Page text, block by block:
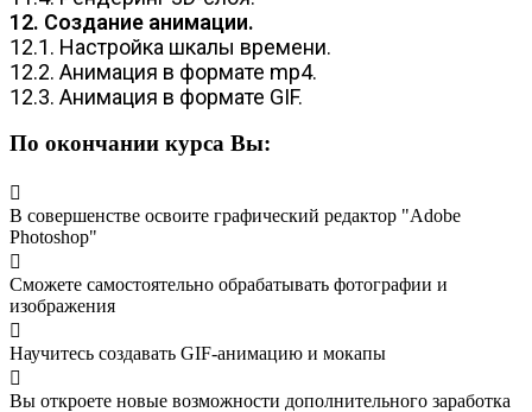
12. Создание анимации.
12.1. Настройка шкалы времени.
12.2. Анимация в формате mp4.
12.3. Анимация в формате GIF.
По окончании курса Вы:
В совершенстве освоите графический редактор "Adobe
Photoshop"
Сможете самостоятельно обрабатывать фотографии и
изображения
Научитесь создавать GIF-анимацию и мокапы
Вы откроете новые возможности дополнительного заработка